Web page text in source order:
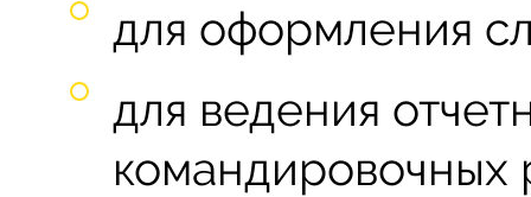
для оформления
для ведения
командировочных